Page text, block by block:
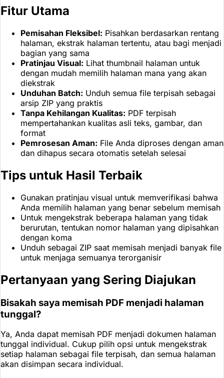
Fitur Utama
Pemisahan Fleksibel: Pisahkan berdasarkan rentang
halaman, ekstrak halaman tertentu, atau bagi menjadi
bagian yang sama
Pratinjau Visual: Lihat thumbnail halaman untuk
dengan mudah memilih halaman mana yang akan
diekstrak
Unduhan Batch: Unduh semua file terpisah sebagai
arsip ZIP yang praktis
Tanpa Kehilangan Kualitas: PDF terpisah
mempertahankan kualitas asli teks, gambar, dan
format
Pemrosesan Aman: File Anda diproses dengan aman
dan dihapus secara otomatis setelah selesai
Tips untuk Hasil Terbaik
Gunakan pratinjau visual untuk memverifikasi bahwa
Anda memilih halaman yang benar sebelum memisah
Untuk mengekstrak beberapa halaman yang tidak
berurutan, tentukan nomor halaman yang dipisahkan
dengan koma
Unduh sebagai ZIP saat memisah menjadi banyak file
untuk menjaga semuanya terorganisir
Pertanyaan yang Sering Diajukan
Bisakah saya memisah PDF menjadi halaman
tunggal?
Ya, Anda dapat memisah PDF menjadi dokumen halaman
tunggal individual. Cukup pilih opsi untuk mengekstrak
setiap halaman sebagai file terpisah, dan semua halaman
akan disimpan secara individual.